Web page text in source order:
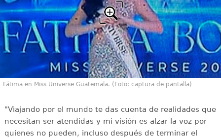
Fátima en Miss Universe Guatemala. (Foto: captura de pantalla)
"Viajando por el mundo te das cuenta de realidades que
necesitan ser atendidas y mi visión es alzar la voz por
quienes no pueden, incluso después de terminar el